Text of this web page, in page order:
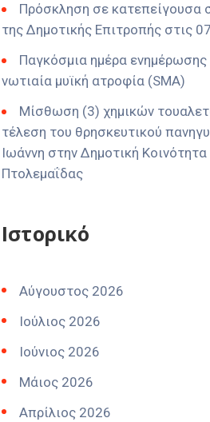
Πρόσκληση σε κατεπείγουσα
της Δημοτικής Επιτροπής στις
Παγκόσμια ημέρα ενημέρωσης
νωτιαία μυϊκή ατροφία (SMA)
Μίσθωση (3) χημικών
τέλεση του θρησκευτικού
Ιωάννη στην Δημοτική Κοινότητα
Πτολεμαΐδας
Ιστορικό
Αύγουστος 2026
Ιούλιος 2026
Ιούνιος 2026
Μάιος 2026
Απρίλιος 2026